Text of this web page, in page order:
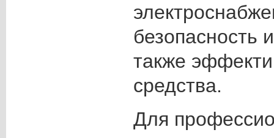
безопасность
также
средства.
Для